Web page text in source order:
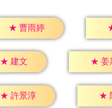
★ 曹雨婷
★ 建文 ★ 姜
★ 許景淳 ★